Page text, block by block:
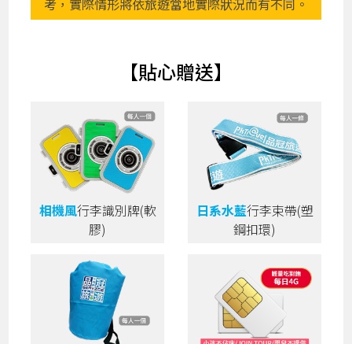
考，實際情形將依旅遊當地實際狀況而有不同。
【貼心贈送】
相機風行李識別牌(軟
膠)
日系水藍行李束帶(塑
鋼扣環)